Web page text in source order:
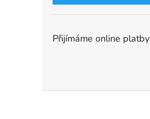
Přijímáme online platby